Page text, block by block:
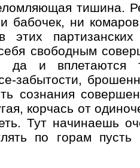
тишина.
бабочек, ни
этих
свободным
да и вплетаются
забытости,
сознания
корчась от
Тут начинаешь
по горам пусть